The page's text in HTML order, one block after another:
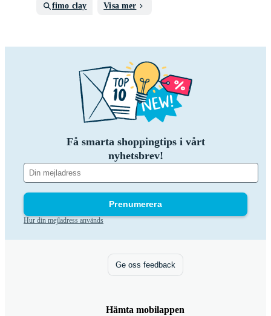
fimo clay Visa mer
Få smarta shoppingtips i vårt
nyhetsbrev!
Prenumerera
Hur din mejladress används
Ge oss feedback
Hämta mobilappen